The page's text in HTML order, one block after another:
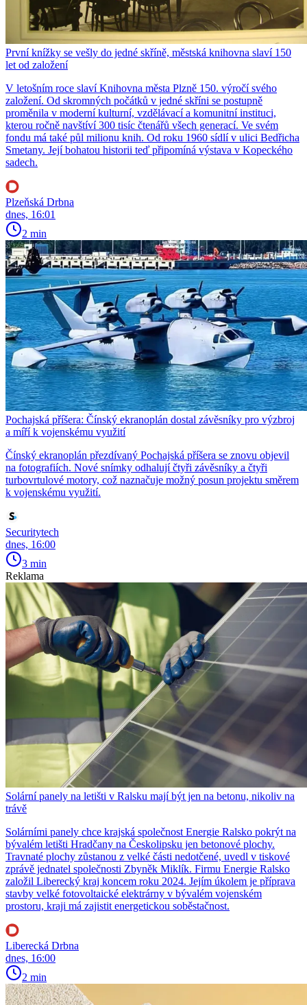
První knížky se vešly do jedné skříně, městská knihovna slaví 150
let od založení
V letošním roce slaví Knihovna města Plzně 150. výročí svého
založení. Od skromných počátků v jedné skříni se postupně
proměnila v moderní kulturní, vzdělávací a komunitní instituci,
kterou ročně navštíví 300 tisíc čtenářů všech generací. Ve svém
fondu má také půl milionu knih. Od roku 1960 sídlí v ulici Bedřicha
Smetany. Její bohatou historii teď připomíná výstava v Kopeckého
sadech.
Plzeňská Drbna
dnes, 16:01
2 min
Pochajská příšera: Čínský ekranoplán dostal závěsníky pro výzbroj
a míří k vojenskému využití
Čínský ekranoplán přezdívaný Pochajská příšera se znovu objevil
na fotografiích. Nové snímky odhalují čtyři závěsníky a čtyři
turbovrtulové motory, což naznačuje možný posun projektu směrem
k vojenskému využití.
Securitytech
dnes, 16:00
3 min
Reklama
Solární panely na letišti v Ralsku mají být jen na betonu, nikoliv na
trávě
Solárními panely chce krajská společnost Energie Ralsko pokrýt na
bývalém letišti Hradčany na Českolipsku jen betonové plochy.
Travnaté plochy zůstanou z velké části nedotčené, uvedl v tiskové
zprávě jednatel společnosti Zbyněk Miklík. Firmu Energie Ralsko
založil Liberecký kraj koncem roku 2024. Jejím úkolem je příprava
stavby velké fotovoltaické elektrárny v bývalém vojenském
prostoru, kraji má zajistit energetickou soběstačnost.
Liberecká Drbna
dnes, 16:00
2 min